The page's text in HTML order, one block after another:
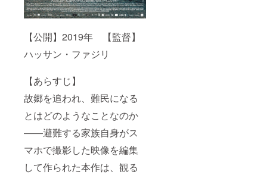
【公開】2019年 【監督】
ハッサン・ファジリ
【あらすじ】
故郷を追われ、難民になる
とはどのようなことなのか
――避難する家族自身がス
マホで撮影した映像を編集
して作られた本作は、観る